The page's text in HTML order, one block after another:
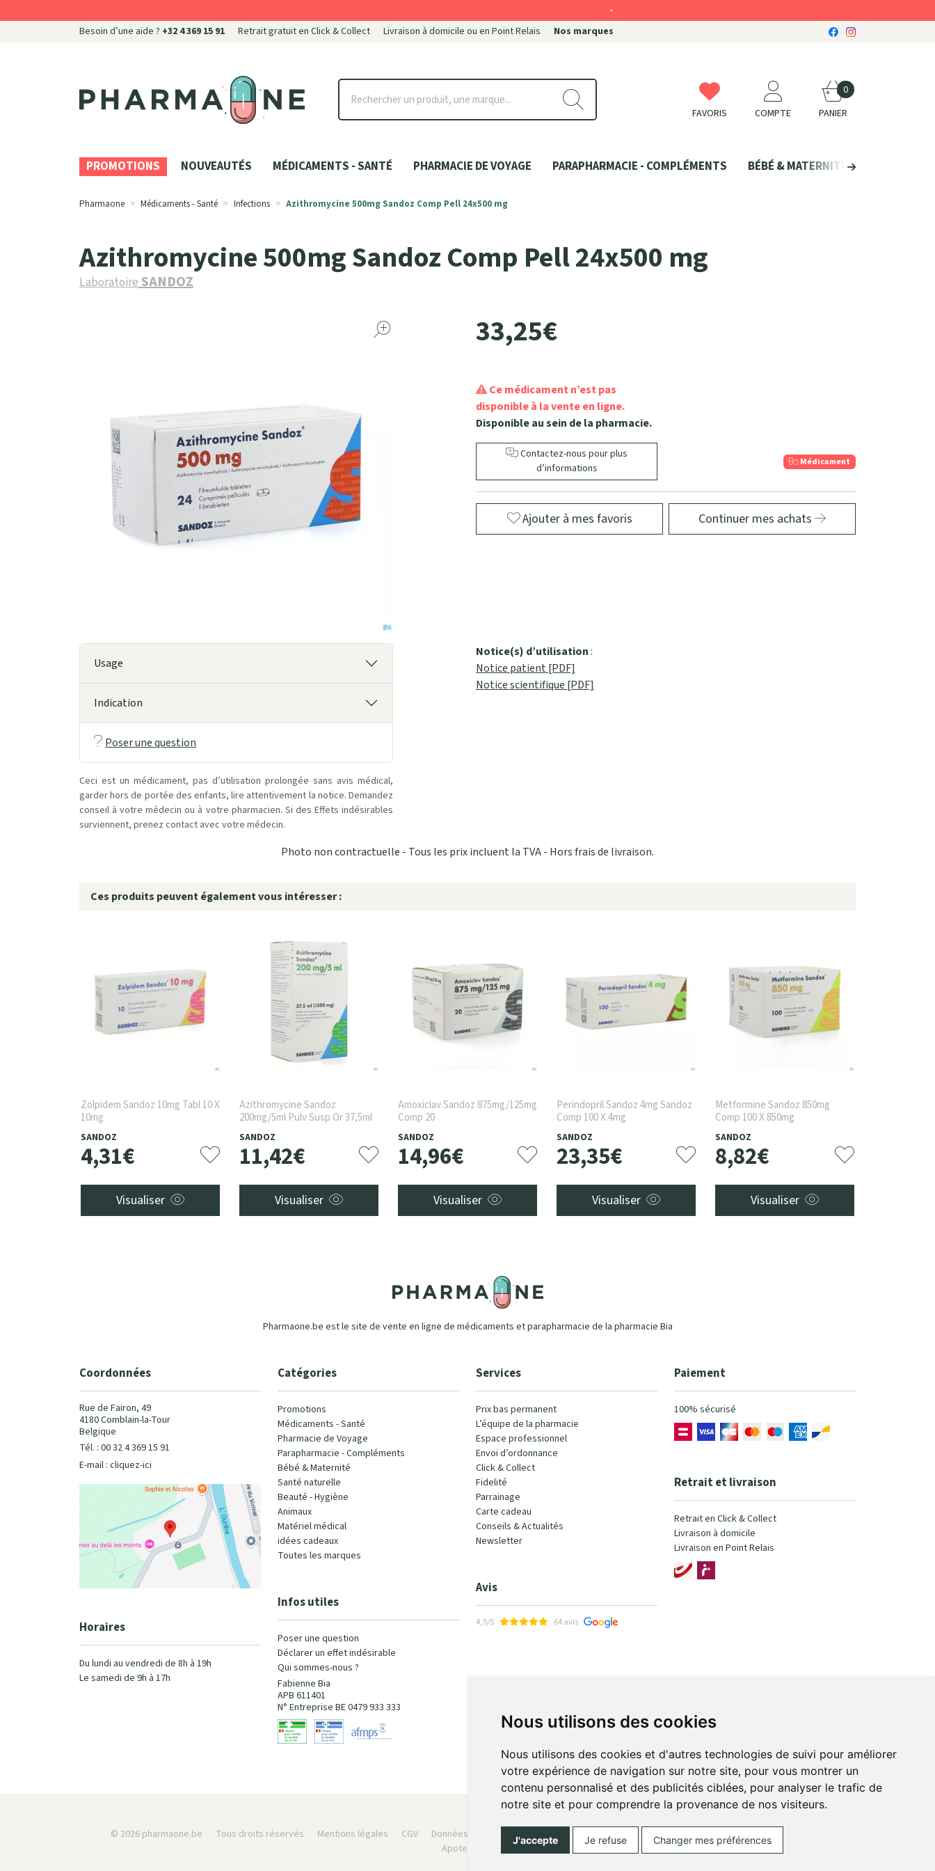
Nous utilisons des cookies
Nous utilisons des cookies et d'autres technologies de suivi pour améliorer
votre expérience de navigation sur notre site, pour vous montrer un
contenu personnalisé et des publicités ciblées, pour analyser le trafic de
notre site et pour comprendre la provenance de nos visiteurs.
J'accepte Je refuse Changer mes préférences
Besoin d’une aide ? +32 4 369 15 91 Retrait gratuit en Click & Collect Livraison à domicile ou en Point Relais Nos marques
Pharmaone Votre pharmacie en ligne à votre service FAVORIS COMPTE PANIER
0
PROMOTIONS NOUVEAUTÉS MÉDICAMENTS - SANTÉ PHARMACIE DE VOYAGE PARAPHARMACIE - COMPLÉMENTS BÉBÉ & MATERNITÉ
Pharmaone Médicaments - Santé Infections Azithromycine 500mg Sandoz Comp Pell 24x500 mg
Azithromycine 500mg Sandoz Comp Pell 24x500 mg
LaboratoireSANDOZ
33,25€
Ce médicament n’est pas
disponible à la vente en ligne.
Disponible au sein de la pharmacie.
Contactez-nous pour plus
d’informations
Médicament
Ajouter à mes favoris Continuer mes achats
Usage
Indication
Poser une question
Ceci est un médicament, pas d’utilisation prolongée sans avis médical,
garder hors de portée des enfants, lire attentivement la notice. Demandez
conseil à votre médecin ou à votre pharmacien. Si des Effets indésirables
surviennent, prenez contact avec votre médecin.
Notice(s) d’utilisation:
Notice patient [PDF]
Notice scientifique [PDF]
Photo non contractuelle - Tous les prix incluent la TVA - Hors frais de livraison.
Ces produits peuvent également vous intéresser :
Zolpidem Sandoz 10mg Tabl 10 X
10mg
SANDOZ
4,31€
Visualiser
Azithromycine Sandoz
200mg/5ml Pulv Susp Or 37,5ml
SANDOZ
11,42€
Visualiser
Amoxiclav Sandoz 875mg/125mg
Comp 20
SANDOZ
14,96€
Visualiser
Perindopril Sandoz 4mg Sandoz
Comp 100 X 4mg
SANDOZ
23,35€
Visualiser
Metformine Sandoz 850mg
Comp 100 X 850mg
SANDOZ
8,82€
Visualiser
Pharmaone.be est le site de vente en ligne de médicaments et parapharmacie de la pharmacie Bia
Coordonnées
Rue de Fairon, 49
4180 Comblain-la-Tour
Belgique
Tél. : 00 32 4 369 15 91
E-mail : cliquez-ici
Horaires
Du lundi au vendredi de 8h à 19h
Le samedi de 9h à 17h
Catégories
Promotions
Médicaments - Santé
Pharmacie de Voyage
Parapharmacie - Compléments
Bébé & Maternité
Santé naturelle
Beauté - Hygiène
Animaux
Matériel médical
idées cadeaux
Toutes les marques
Infos utiles
Poser une question
Déclarer un effet indésirable
Qui sommes-nous ?
Fabienne Bia
APB 611401
N° Entreprise BE 0479 933 333
Services
Prix bas permanent
L’équipe de la pharmacie
Espace professionnel
Envoi d’ordonnance
Click & Collect
Fidelité
Parrainage
Carte cadeau
Conseils & Actualités
Newsletter
Avis
4,5/5 64 avis
Paiement
100% sécurisé
Retrait et livraison
Retrait en Click & Collect
Livraison à domicile
Livraison en Point Relais
© 2026 pharmaone.be Tous droits réservés Mentions légales CGV Données personnelles Cookies Préférences Cookies
Votre pharmacie sur Internet avec
Apotekisto